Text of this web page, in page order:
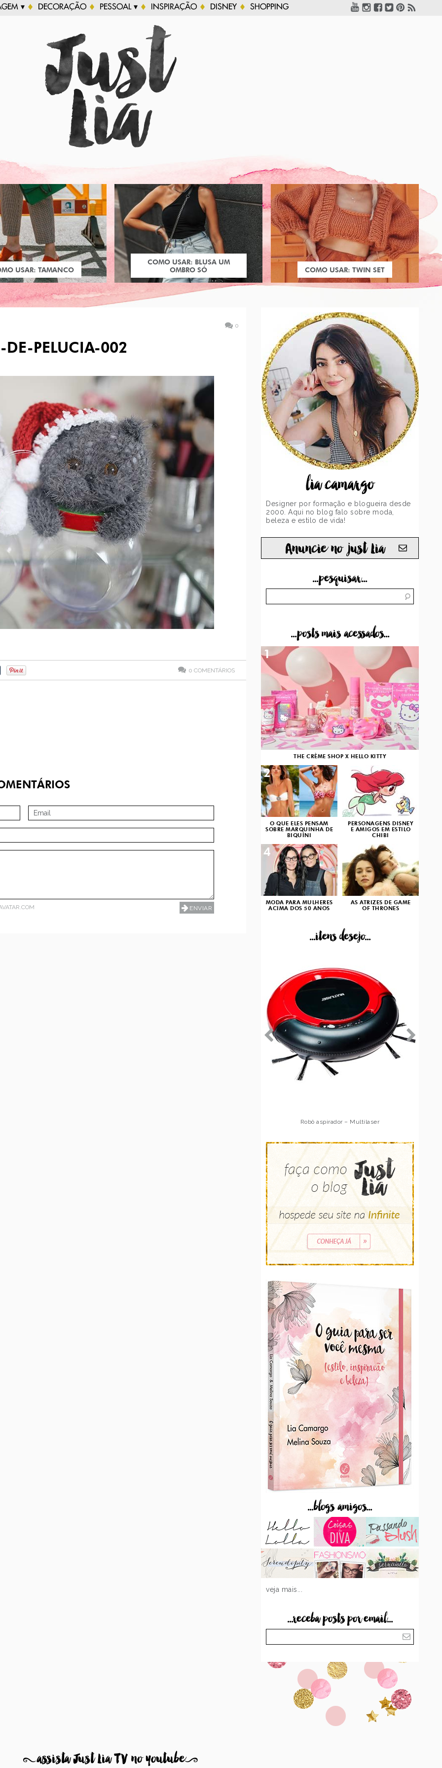
▾ DECORAÇÃO PESSOAL ▾ INSPIRAÇÃO DISNEY SHOPPING
USAR: TAMANCO
COMO USAR: BLUSA UM
OMBRO SÓ
COMO USAR: TWIN SET
0
DE-PELUCIA-002
0 COMENTÁRIOS
lia camargo
Designer por formação e blogueira desde
2000. Aqui no blog falo sobre moda,
beleza e estilo de vida!
Anuncie no just Lia
...pesquisar...
...posts mais acessados...
THE CRÈME SHOP X HELLO KITTY
1
O QUE ELES PENSAM
SOBRE MARQUINHA DE
BIQUÍNI
2
PERSONAGENS DISNEY
E AMIGOS EM ESTILO
CHIBI
3
MODA PARA MULHERES
ACIMA DOS 50 ANOS
4
AS ATRIZES DE GAME
OF THRONES
...itens desejo...
Robô aspirador – Multilaser
...blogs amigos...
veja mais...
...receba posts por email...
8assista Just Lia TV no youtube9